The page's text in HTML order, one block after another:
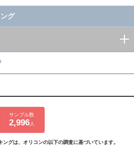
グ
サンプル数
2,996人
グは、オリコンの以下の調査に基づいています。